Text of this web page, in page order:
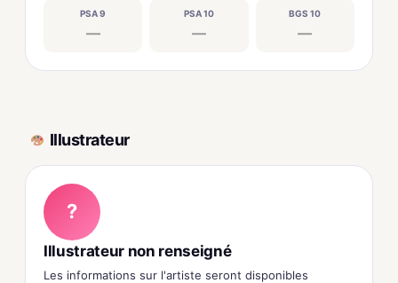
PSA 9
—
PSA 10
—
BGS 10
—
Illustrateur
?
Illustrateur non renseigné
Les informations sur l'artiste seront disponibles